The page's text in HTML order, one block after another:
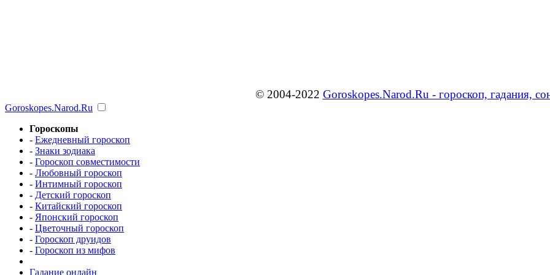
© 2004-2022 Goroskopes.Narod.Ru - гороскоп, гадания,
Goroskopes.Narod.Ru
Гороскопы
- Ежедневный гороскоп
- Знаки зодиака
- Гороскоп совместимости
- Любовный гороскоп
- Интимный гороскоп
- Детский гороскоп
- Китайский гороскоп
- Японский гороскоп
- Цветочный гороскоп
- Гороскоп друидов
- Гороскоп из мифов
Гадание онлайн